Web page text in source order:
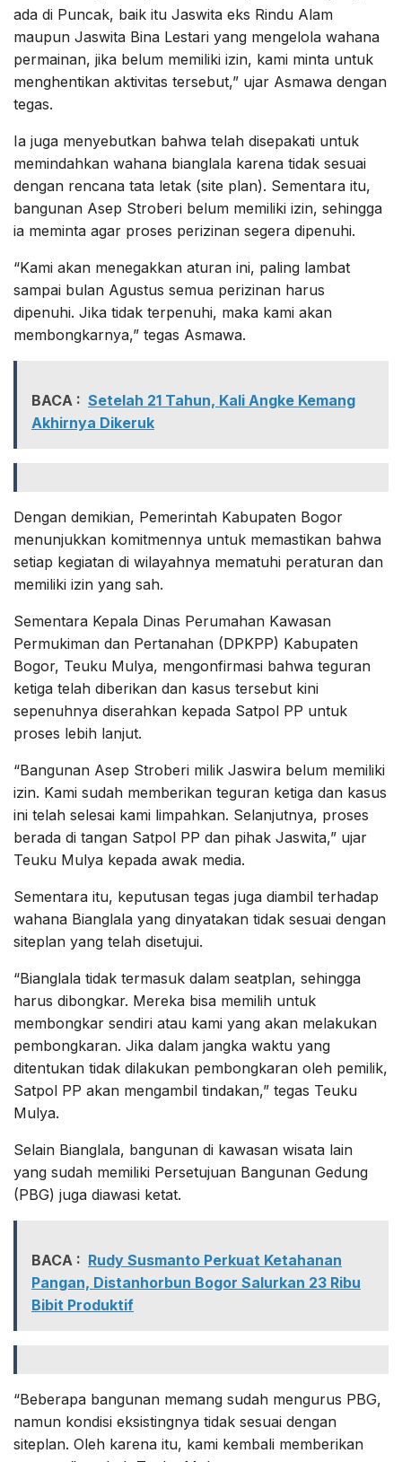
ada di Puncak, baik itu Jaswita eks Rindu Alam
maupun Jaswita Bina Lestari yang mengelola wahana
permainan, jika belum memiliki izin, kami minta untuk
menghentikan aktivitas tersebut,” ujar Asmawa dengan
tegas.
Ia juga menyebutkan bahwa telah disepakati untuk
memindahkan wahana bianglala karena tidak sesuai
dengan rencana tata letak (site plan). Sementara itu,
bangunan Asep Stroberi belum memiliki izin, sehingga
ia meminta agar proses perizinan segera dipenuhi.
“Kami akan menegakkan aturan ini, paling lambat
sampai bulan Agustus semua perizinan harus
dipenuhi. Jika tidak terpenuhi, maka kami akan
membongkarnya,” tegas Asmawa.
BACA : Setelah 21 Tahun, Kali Angke Kemang
Akhirnya Dikeruk
Dengan demikian, Pemerintah Kabupaten Bogor
menunjukkan komitmennya untuk memastikan bahwa
setiap kegiatan di wilayahnya mematuhi peraturan dan
memiliki izin yang sah.
Sementara Kepala Dinas Perumahan Kawasan
Permukiman dan Pertanahan (DPKPP) Kabupaten
Bogor, Teuku Mulya, mengonfirmasi bahwa teguran
ketiga telah diberikan dan kasus tersebut kini
sepenuhnya diserahkan kepada Satpol PP untuk
proses lebih lanjut.
“Bangunan Asep Stroberi milik Jaswira belum memiliki
izin. Kami sudah memberikan teguran ketiga dan kasus
ini telah selesai kami limpahkan. Selanjutnya, proses
berada di tangan Satpol PP dan pihak Jaswita,” ujar
Teuku Mulya kepada awak media.
Sementara itu, keputusan tegas juga diambil terhadap
wahana Bianglala yang dinyatakan tidak sesuai dengan
siteplan yang telah disetujui.
“Bianglala tidak termasuk dalam seatplan, sehingga
harus dibongkar. Mereka bisa memilih untuk
membongkar sendiri atau kami yang akan melakukan
pembongkaran. Jika dalam jangka waktu yang
ditentukan tidak dilakukan pembongkaran oleh pemilik,
Satpol PP akan mengambil tindakan,” tegas Teuku
Mulya.
Selain Bianglala, bangunan di kawasan wisata lain
yang sudah memiliki Persetujuan Bangunan Gedung
(PBG) juga diawasi ketat.
BACA : Rudy Susmanto Perkuat Ketahanan
Pangan, Distanhorbun Bogor Salurkan 23 Ribu
Bibit Produktif
“Beberapa bangunan memang sudah mengurus PBG,
namun kondisi eksistingnya tidak sesuai dengan
siteplan. Oleh karena itu, kami kembali memberikan